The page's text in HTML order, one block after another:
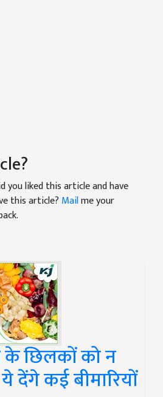
you liked this article and have
this article? Mailme your
छिलकों को न
देंगे कई बीमारियों